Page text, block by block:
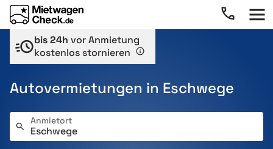
bis 24h vor Anmietung
kostenlos stornieren
Autovermietungen in Eschwege
Anmietort